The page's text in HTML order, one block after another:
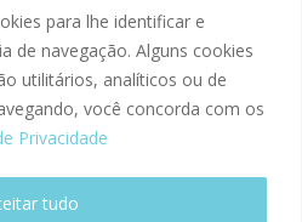
para lhe identificar e
de navegação. Alguns cookies
utilitários, analíticos ou de
você concorda com os
Privacidade
tudo